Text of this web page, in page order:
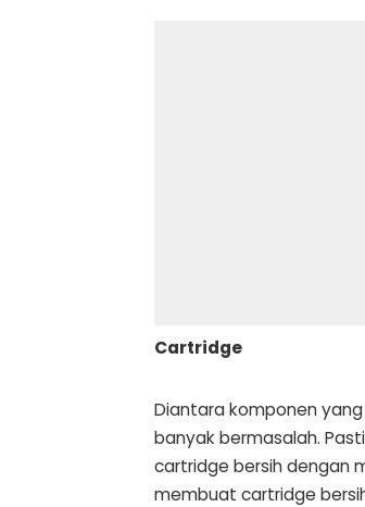
Cartridge
Diantara komponen
banyak bermasalah.
cartridge bersih dengan
membuat cartridge